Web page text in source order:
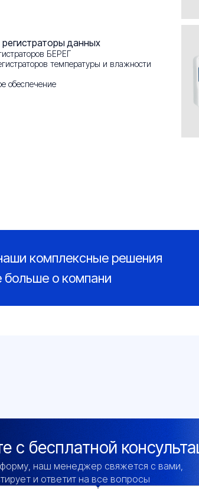
данных
БЕРЕГ
температуры и влажности
обеспечение
комплексные решения
больше о компани
с бесплатной
наш менеджер свяжется с вами,
и ответит на все вопросы